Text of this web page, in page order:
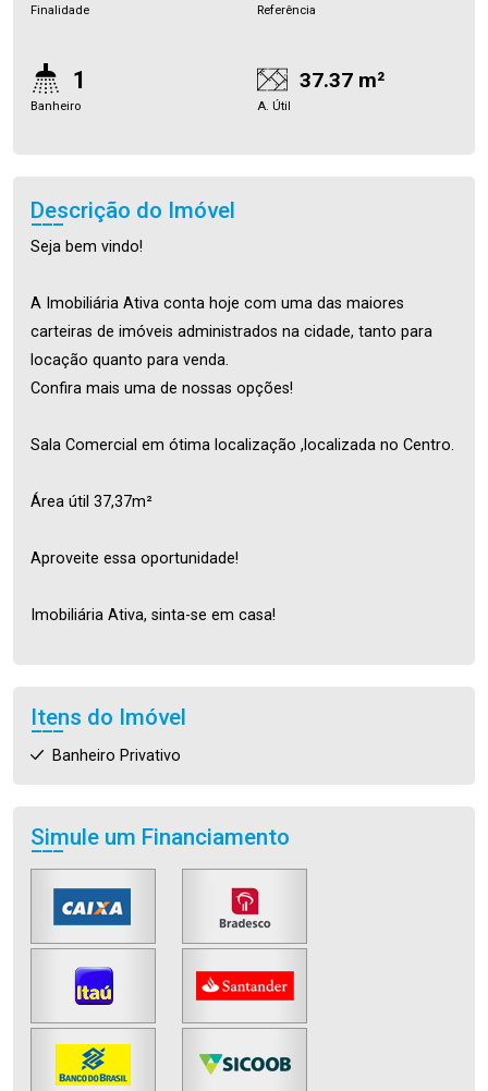
Finalidade Referência
1
Banheiro
37.37 m²
A. Útil
Descrição do Imóvel
Seja bem vindo!
A Imobiliária Ativa conta hoje com uma das maiores
carteiras de imóveis administrados na cidade, tanto para
locação quanto para venda.
Confira mais uma de nossas opções!
Sala Comercial em ótima localização ,localizada no Centro.
Área útil 37,37m²
Aproveite essa oportunidade!
Imobiliária Ativa, sinta-se em casa!
Itens do Imóvel
Banheiro Privativo
Simule um Financiamento